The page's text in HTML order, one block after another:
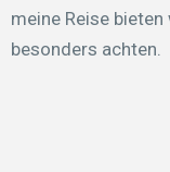
meine Reise
besonders achten.